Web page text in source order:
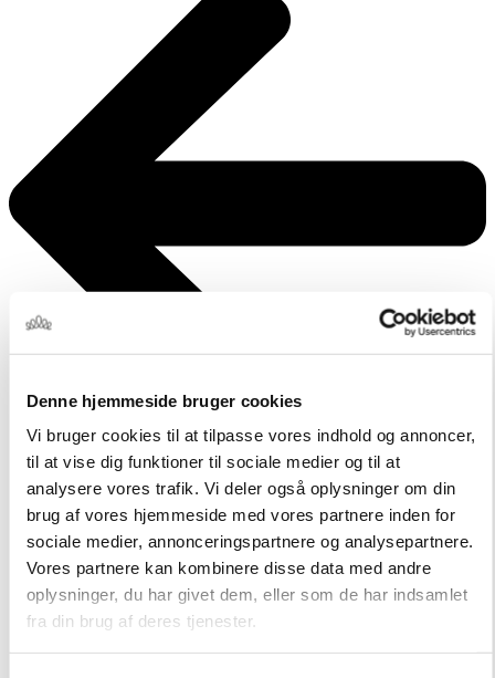
Denne hjemmeside bruger cookies
Vi bruger cookies til at tilpasse vores indhold og annoncer,
til at vise dig funktioner til sociale medier og til at
analysere vores trafik. Vi deler også oplysninger om din
brug af vores hjemmeside med vores partnere inden for
sociale medier, annonceringspartnere og analysepartnere.
Vores partnere kan kombinere disse data med andre
oplysninger, du har givet dem, eller som de har indsamlet
fra din brug af deres tjenester.